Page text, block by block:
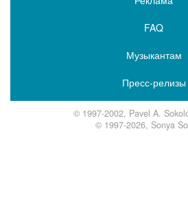
FAQ
Музыкантам
Пресс-релизы
© 1997-2002, Pavel A.
© 1997-2026, Sonya